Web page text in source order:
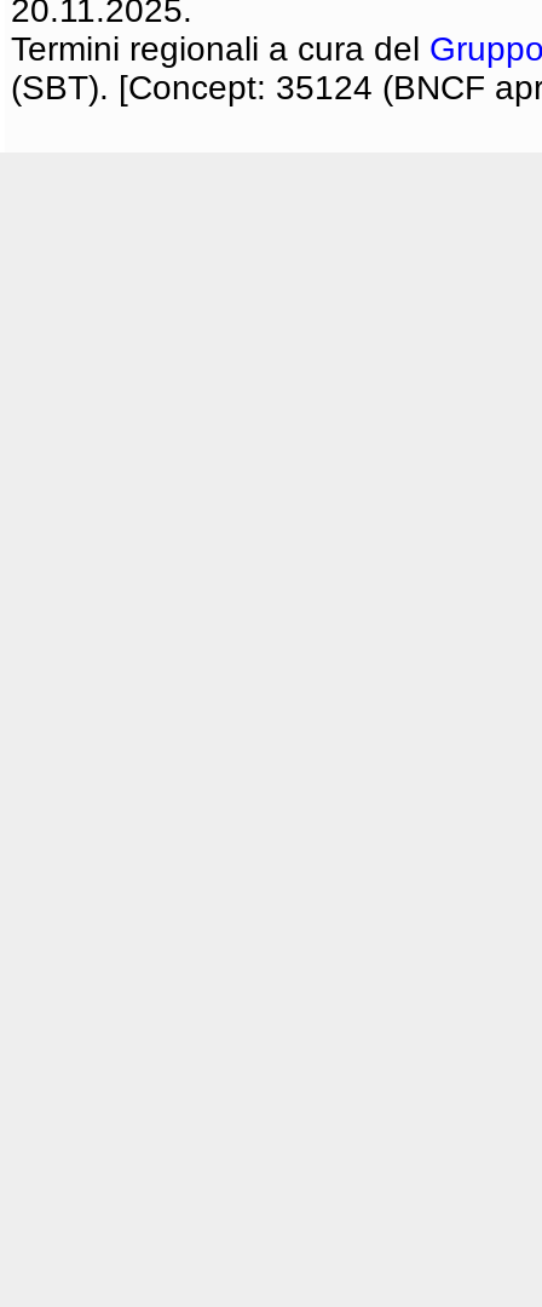
20.11.2025.
Termini regionali a cura del
(SBT). [Concept: 35124 (BNCF